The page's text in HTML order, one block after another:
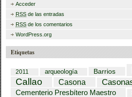
Acceder
RSS de las entradas
RSS de los comentarios
WordPress.org
Etiquetas
2011 arqueología Barrios
Callao Casona
Cementerio Presbítero Maestro